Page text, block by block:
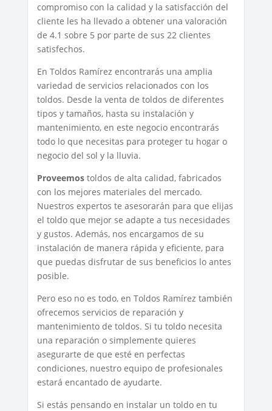
compromiso con la calidad y la satisfacción del
cliente les ha llevado a obtener una valoración
de 4.1 sobre 5 por parte de sus 22 clientes
satisfechos.
En Toldos Ramírez encontrarás una amplia
variedad de servicios relacionados con los
toldos. Desde la venta de toldos de diferentes
tipos y tamaños, hasta su instalación y
mantenimiento, en este negocio encontrarás
todo lo que necesitas para proteger tu hogar o
negocio del sol y la lluvia.
Proveemostoldos de alta calidad, fabricados
con los mejores materiales del mercado.
Nuestros expertos te asesorarán para que elijas
el toldo que mejor se adapte a tus necesidades
y gustos. Además, nos encargamos de su
instalación de manera rápida y eficiente, para
que puedas disfrutar de sus beneficios lo antes
posible.
Pero eso no es todo, en Toldos Ramírez también
ofrecemos servicios de reparación y
mantenimiento de toldos. Si tu toldo necesita
una reparación o simplemente quieres
asegurarte de que esté en perfectas
condiciones, nuestro equipo de profesionales
estará encantado de ayudarte.
Si estás pensando en instalar un toldo en tu